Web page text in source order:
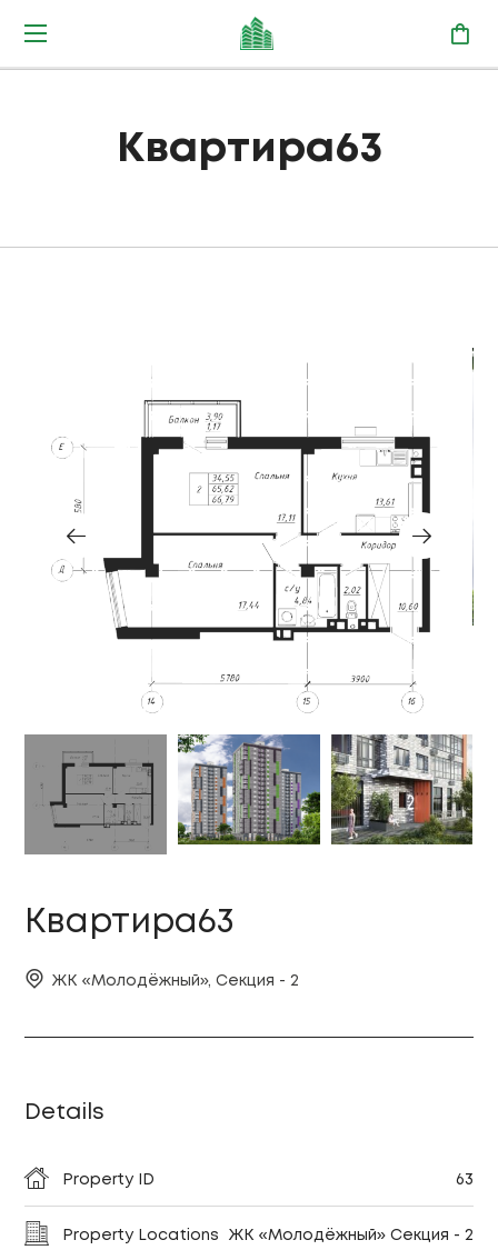
Квартира63
Квартира63
ЖК «Молодёжный», Секция - 2
Details
Property ID 63
Property Locations ЖК «Молодёжный» Секция - 2